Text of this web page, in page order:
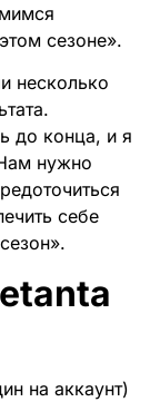
сезоне».
несколько
до конца, и я
нужно
себе
на аккаунт)